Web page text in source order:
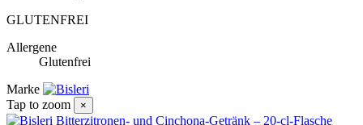
GLUTENFREI
Allergene
Glutenfrei
Marke
Tap to zoom
×